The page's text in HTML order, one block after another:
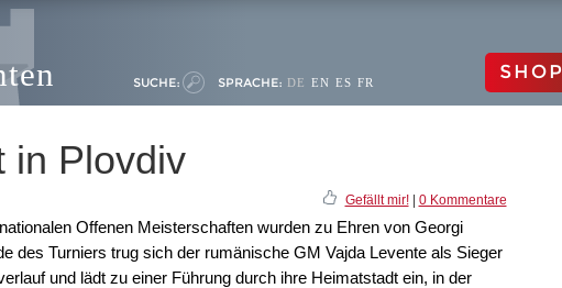
SUCHE: SPRACHE: DE EN ES FR SHOP
in Plovdiv
Gefällt mir!| 0 Kommentare
Offenen Meisterschaften wurden zu Ehren von Georgi
des Turniers trug sich der rumänische GM Vajda Levente als Sieger
und lädt zu einer Führung durch ihre Heimatstadt ein, in der